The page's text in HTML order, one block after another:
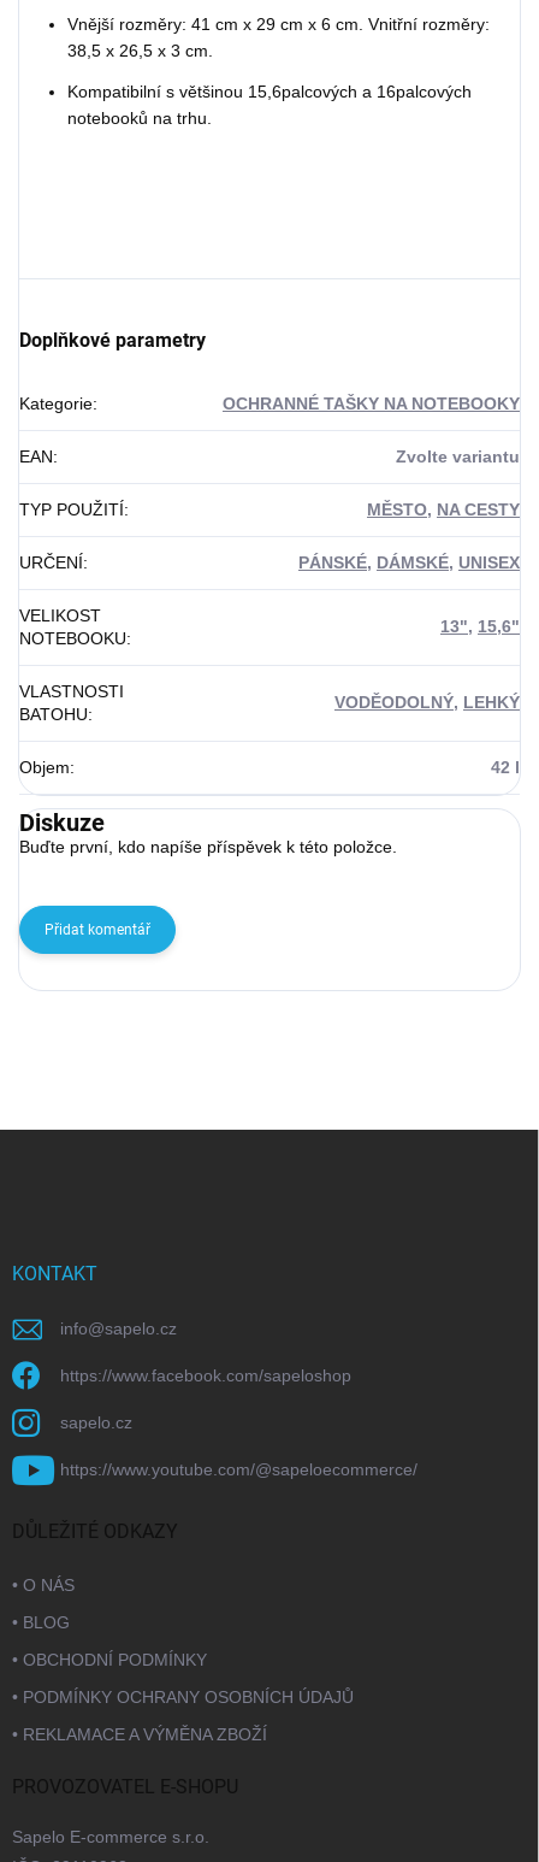
Vnější rozměry: 41 cm x 29 cm x 6 cm. Vnitřní rozměry:
38,5 x 26,5 x 3 cm.
Kompatibilní s většinou 15,6palcových a 16palcových
notebooků na trhu.
Doplňkové parametry
Kategorie: OCHRANNÉ TAŠKY NA NOTEBOOKY
EAN: Zvolte variantu
TYP POUŽITÍ: MĚSTO, NA CESTY
URČENÍ: PÁNSKÉ, DÁMSKÉ, UNISEX
VELIKOST
NOTEBOOKU:
13", 15,6"
VLASTNOSTI
BATOHU:
VODĚODOLNÝ, LEHKÝ
Objem: 42 l
Diskuze
Buďte první, kdo napíše příspěvek k této položce.
Přidat komentář
KONTAKT
info@sapelo.cz
https://www.facebook.com/sapeloshop
sapelo.cz
https://www.youtube.com/@sapeloecommerce/
DŮLEŽITÉ ODKAZY
• O NÁS
• BLOG
• OBCHODNÍ PODMÍNKY
• PODMÍNKY OCHRANY OSOBNÍCH ÚDAJŮ
• REKLAMACE A VÝMĚNA ZBOŽÍ
PROVOZOVATEL E-SHOPU
Sapelo E-commerce s.r.o.